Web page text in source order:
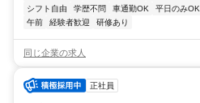
シフト自由
学歴不問 車通勤OK 平日のみOK
午前
経験者歓迎 研修あり
同じ企業の求人
正社員